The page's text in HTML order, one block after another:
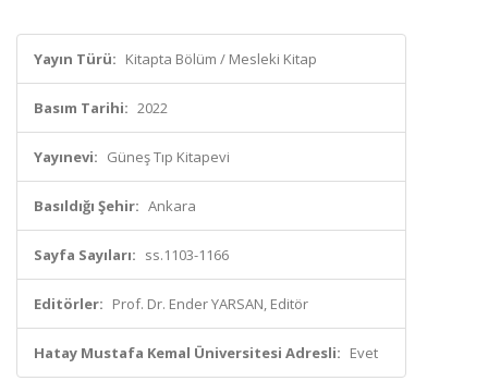
Yayın Türü: Kitapta Bölüm / Mesleki Kitap
Basım Tarihi: 2022
Yayınevi: Güneş Tıp Kitapevi
Basıldığı Şehir: Ankara
Sayfa Sayıları: ss.1103-1166
Editörler: Prof. Dr. Ender YARSAN, Editör
Hatay Mustafa Kemal Üniversitesi Adresli: Evet